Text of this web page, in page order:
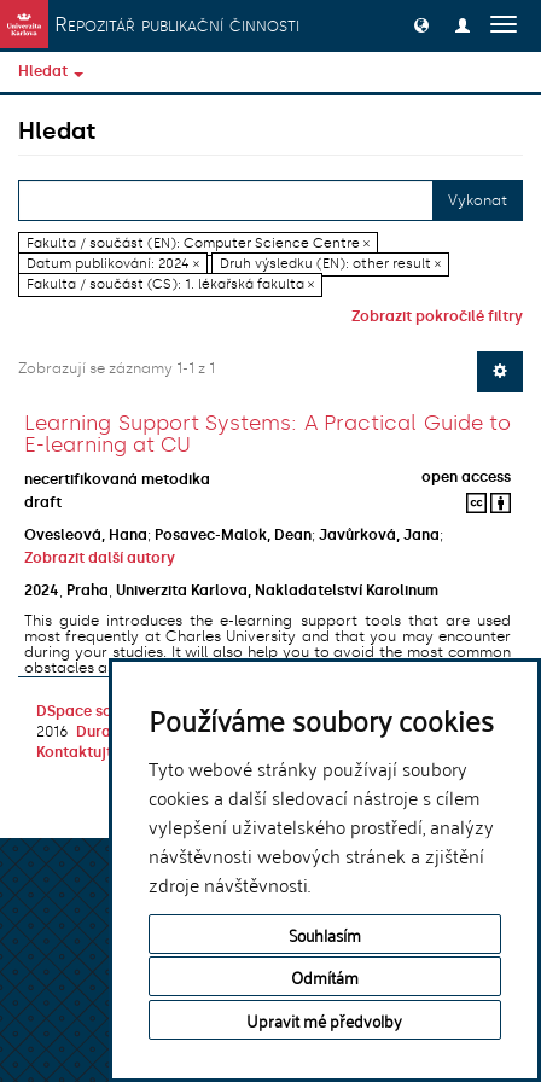
Používáme soubory cookies
Tyto webové stránky používají soubory
cookies a další sledovací nástroje s cílem
vylepšení uživatelského prostředí, analýzy
návštěvnosti webových stránek a zjištění
zdroje návštěvnosti.
Souhlasím
Odmítám
Upravit mé předvolby
Přeskočit na obsah
Repozitář publikační činnosti
Hledat
Hledat
Vykonat
Fakulta / součást (EN): Computer Science Centre ×
Datum publikování: 2024 ×
Druh výsledku (EN): other result ×
Fakulta / součást (CS): 1. lékařská fakulta ×
Zobrazit pokročilé filtry
Zobrazují se záznamy 1-1 z 1
Learning Support Systems: A Practical Guide to
E-learning at CU
necertifikovaná metodika
open access
draft
Ovesleová, Hana; Posavec-Malok, Dean; Javůrková, Jana;
Zobrazit další autory
2024
Praha Univerzita Karlova, Nakladatelství Karolinum
This guide introduces the e-learning support tools that are used
most frequently at Charles University and that you may encounter
during your studies. It will also help you to avoid the most common
obstacles associated ...
DSpace softwarecopyright © 2002-
2016
DuraSpace
Kontaktujte nás